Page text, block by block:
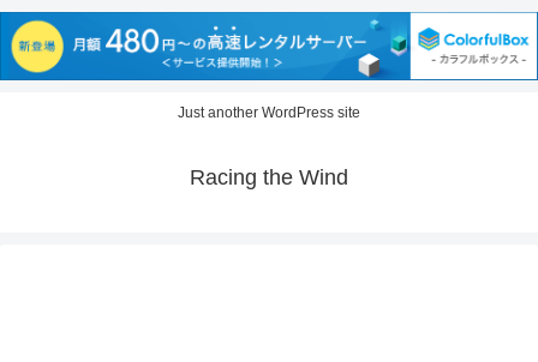
Just another WordPress site
Racing the Wind